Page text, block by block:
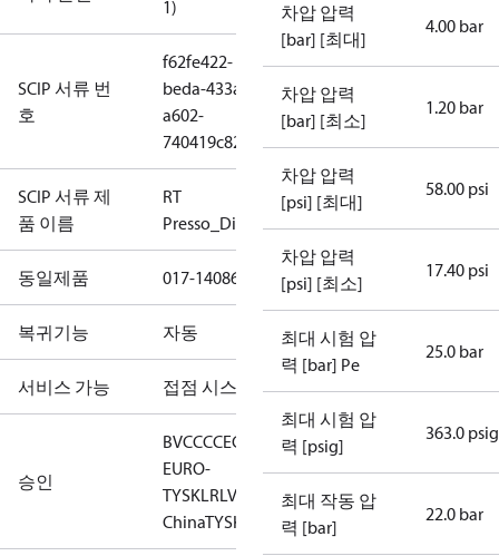
1)
SCIP 서류 번
호
f62fe422-
beda-433a-
a602-
740419c82c06
SCIP 서류 제
품 이름
RT
Presso_Diff.Presso
동일제품 017-140866
복귀기능 자동
서비스 가능 접점 시스템
승인
BVCCCCECMIM EACGLKR
EURO-
TYSKLRLVD RINA RMRSRoHS
ChinaTYSK
차압 압력
[bar] [최대]
4.00 bar
차압 압력
[bar] [최소]
1.20 bar
차압 압력
[psi] [최대]
58.00 psi
차압 압력
[psi] [최소]
17.40 psi
최대 시험 압
력 [bar] Pe
25.0 bar
최대 시험 압
력 [psig]
363.0 psig
최대 작동 압
력 [bar]
22.0 bar